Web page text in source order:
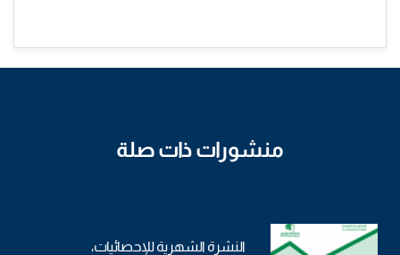
منشورات ذات صلة
النشرة الشهرية للإحصائيات،